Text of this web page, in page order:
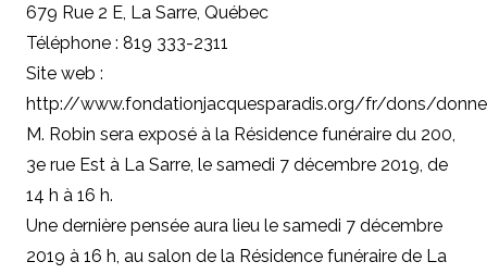
679 Rue 2 E, La Sarre, Québec
Téléphone : 819 333-2311
Site web :
http://www.fondationjacquesparadis.org/fr/dons/
M. Robin sera exposé à la Résidence funéraire du 200,
3e rue Est à La Sarre, le samedi 7 décembre 2019, de
14 h à 16 h.
Une dernière pensée aura lieu le samedi 7 décembre
2019 à 16 h, au salon de la Résidence funéraire de La